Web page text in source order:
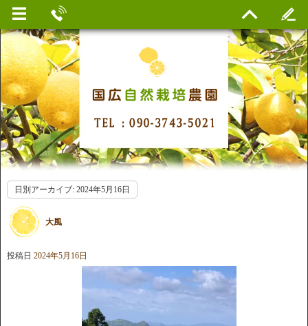
日別アーカイブ: 2024年5月16日
大風
投稿日 2024年5月16日